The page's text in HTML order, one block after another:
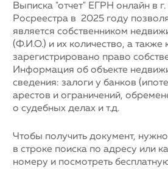
Выписка "отчет" ЕГРН онлайн в
Росреестра в 2025 году
является собственником
(Ф.И.О.) и их количество, а также
зарегистрировано право
Информация об объекте
сведения: залоги у банков
арестов и ограничений,
о судебных делах и т.д.
Чтобы получить документ,
в строке поиска по адресу или
номеру и посмотреть